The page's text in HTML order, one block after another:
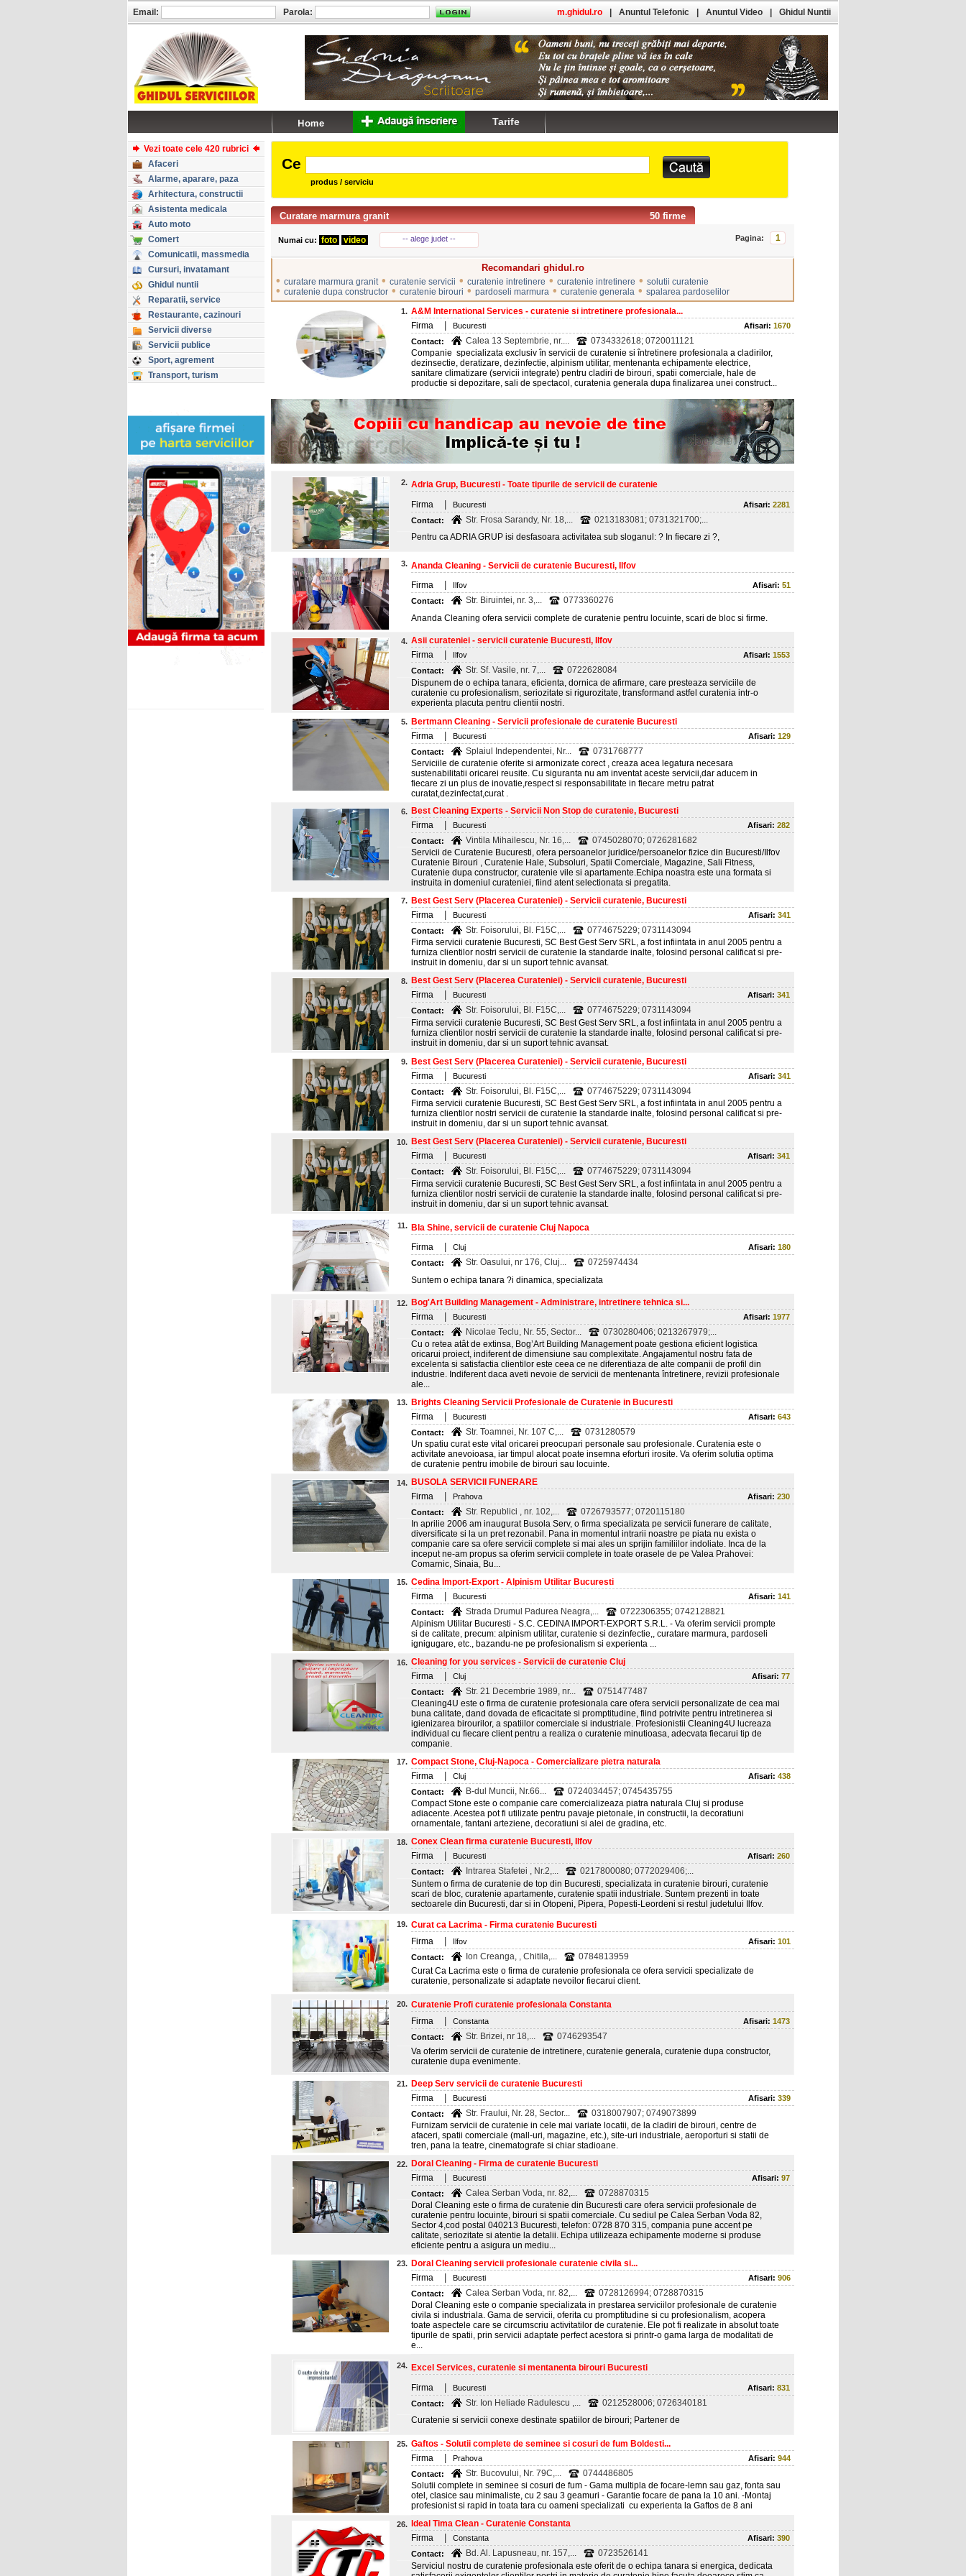
Vezi toate cele 420 rubrici
Afaceri
Alarme, aparare, paza
Arhitectura, constructii
Asistenta medicala
Auto moto
Comert
Comunicatii, massmedia
Cursuri, invatamant
Ghidul nuntii
Reparatii, service
Restaurante, cazinouri
Servicii diverse
Servicii publice
Sport, agrement
Transport, turism
Ce
produs / serviciu
50 firme
Curatare marmura granit
Numai cu: foto video -- alege judet -- Pagina: 1
Recomandari ghidul.ro
• curatare marmura granit • curatenie servicii • curatenie intretinere • curatenie intretinere • solutii curatenie
• curatenie dupa constructor • curatenie birouri • pardoseli marmura • curatenie generala • spalarea pardoselilor
1. A&M International Services - curatenie si intretinere profesionala...
Firma
Bucuresti Afisari: 1670
Contact:
Calea 13 Septembrie, nr....
0734332618; 0720011121
Companie specializata exclusiv în servicii de curatenie si întretinere profesionala a cladirilor,
dezinsectie, deratizare, dezinfectie, alpinism utilitar, mentenanta echipamente electrice,
sanitare climatizare (servicii integrate) pentru cladiri de birouri, spatii comerciale, hale de
productie si depozitare, sali de spectacol, curatenia generala dupa finalizarea unei construct...
2. Adria Grup, Bucuresti - Toate tipurile de servicii de curatenie
Firma
Bucuresti Afisari: 2281
Contact:
Str. Frosa Sarandy, Nr. 18,...
0213183081; 0731321700;...
Pentru ca ADRIA GRUP isi desfasoara activitatea sub sloganul: ? In fiecare zi ?,
3. Ananda Cleaning - Servicii de curatenie Bucuresti, Ilfov
Firma
Ilfov Afisari: 51
Contact:
Str. Biruintei, nr. 3,...
0773360276
Ananda Cleaning ofera servicii complete de curatenie pentru locuinte, scari de bloc si firme.
4. Asii curateniei - servicii curatenie Bucuresti, Ilfov
Firma
Ilfov Afisari: 1553
Contact:
Str. Sf. Vasile, nr. 7,...
0722628084
Dispunem de o echipa tanara, eficienta, dornica de afirmare, care presteaza serviciile de
curatenie cu profesionalism, seriozitate si rigurozitate, transformand astfel curatenia intr-o
experienta placuta pentru clientii nostri.
5. Bertmann Cleaning - Servicii profesionale de curatenie Bucuresti
Firma
Bucuresti Afisari: 129
Contact:
Splaiul Independentei, Nr...
0731768777
Serviciile de curatenie oferite si armonizate corect , creaza acea legatura necesara
sustenabilitatii oricarei reusite. Cu siguranta nu am inventat aceste servicii,dar aducem in
fiecare zi un plus de inovatie,respect si responsabilitate in fiecare metru patrat
curatat,dezinfectat,curat .
6. Best Cleaning Experts - Servicii Non Stop de curatenie, Bucuresti
Firma
Bucuresti Afisari: 282
Contact:
Vintila Mihailescu, Nr. 16,...
0745028070; 0726281682
Servicii de Curatenie Bucuresti, ofera persoanelor juridice/persoanelor fizice din Bucuresti/Ilfov
Curatenie Birouri , Curatenie Hale, Subsoluri, Spatii Comerciale, Magazine, Sali Fitness,
Curatenie dupa constructor, curatenie vile si apartamente.Echipa noastra este una formata si
instruita in domeniul curateniei, fiind atent selectionata si pregatita.
7. Best Gest Serv (Placerea Curateniei) - Servicii curatenie, Bucuresti
Firma
Bucuresti Afisari: 341
Contact:
Str. Foisorului, Bl. F15C,...
0774675229; 0731143094
Firma servicii curatenie Bucuresti, SC Best Gest Serv SRL, a fost infiintata in anul 2005 pentru a
furniza clientilor nostri servicii de curatenie la standarde inalte, folosind personal calificat si pre-
instruit in domeniu, dar si un suport tehnic avansat.
8. Best Gest Serv (Placerea Curateniei) - Servicii curatenie, Bucuresti
Firma
Bucuresti Afisari: 341
Contact:
Str. Foisorului, Bl. F15C,...
0774675229; 0731143094
Firma servicii curatenie Bucuresti, SC Best Gest Serv SRL, a fost infiintata in anul 2005 pentru a
furniza clientilor nostri servicii de curatenie la standarde inalte, folosind personal calificat si pre-
instruit in domeniu, dar si un suport tehnic avansat.
9. Best Gest Serv (Placerea Curateniei) - Servicii curatenie, Bucuresti
Firma
Bucuresti Afisari: 341
Contact:
Str. Foisorului, Bl. F15C,...
0774675229; 0731143094
Firma servicii curatenie Bucuresti, SC Best Gest Serv SRL, a fost infiintata in anul 2005 pentru a
furniza clientilor nostri servicii de curatenie la standarde inalte, folosind personal calificat si pre-
instruit in domeniu, dar si un suport tehnic avansat.
10. Best Gest Serv (Placerea Curateniei) - Servicii curatenie, Bucuresti
Firma
Bucuresti Afisari: 341
Contact:
Str. Foisorului, Bl. F15C,...
0774675229; 0731143094
Firma servicii curatenie Bucuresti, SC Best Gest Serv SRL, a fost infiintata in anul 2005 pentru a
furniza clientilor nostri servicii de curatenie la standarde inalte, folosind personal calificat si pre-
instruit in domeniu, dar si un suport tehnic avansat.
11. Bla Shine, servicii de curatenie Cluj Napoca
Firma
Cluj Afisari: 180
Contact:
Str. Oasului, nr 176, Cluj...
0725974434
Suntem o echipa tanara ?i dinamica, specializata
12. Bog'Art Building Management - Administrare, intretinere tehnica si...
Firma
Bucuresti Afisari: 1977
Contact:
Nicolae Teclu, Nr. 55, Sector...
0730280406; 0213267979;...
Cu o retea atât de extinsa, Bog’Art Building Management poate gestiona eficient logistica
oricarui proiect, indiferent de dimensiune sau complexitate. Angajamentul nostru fata de
excelenta si satisfactia clientilor este ceea ce ne diferentiaza de alte companii de profil din
industrie. Indiferent daca aveti nevoie de servicii de mentenanta întretinere, revizii profesionale
ale...
13. Brights Cleaning Servicii Profesionale de Curatenie in Bucuresti
Firma
Bucuresti Afisari: 643
Contact:
Str. Toamnei, Nr. 107 C,...
0731280579
Un spatiu curat este vital oricarei preocupari personale sau profesionale. Curatenia este o
activitate anevoioasa, iar timpul alocat poate insemna eforturi irosite. Va oferim solutia optima
de curatenie pentru imobile de birouri sau locuinte.
14. BUSOLA SERVICII FUNERARE
Firma
Prahova Afisari: 230
Contact:
Str. Republici , nr. 102,...
0726793577; 0720115180
In aprilie 2006 am inaugurat Busola Serv, o firma specializata pe servicii funerare de calitate,
diversificate si la un pret rezonabil. Pana in momentul intrarii noastre pe piata nu exista o
companie care sa ofere servicii complete si mai ales un sprijin familiilor indoliate. Inca de la
inceput ne-am propus sa oferim servicii complete in toate orasele de pe Valea Prahovei:
Comarnic, Sinaia, Bu...
15. Cedina Import-Export - Alpinism Utilitar Bucuresti
Firma
Bucuresti Afisari: 141
Contact:
Strada Drumul Padurea Neagra,...
0722306355; 0742128821
Alpinism Utilitar Bucuresti - S.C. CEDINA IMPORT-EXPORT S.R.L. - Va oferim servicii prompte
si de calitate, precum: alpinism utilitar, curatenie si dezinfectie,, curatare marmura, pardoseli
ignigugare, etc., bazandu-ne pe profesionalism si experienta ...
16. Cleaning for you services - Servicii de curatenie Cluj
Firma
Cluj Afisari: 77
Contact:
Str. 21 Decembrie 1989, nr...
0751477487
Cleaning4U este o firma de curatenie profesionala care ofera servicii personalizate de cea mai
buna calitate, dand dovada de eficacitate si promptitudine, fiind potrivite pentru intretinerea si
igienizarea birourilor, a spatiilor comerciale si industriale. Profesionistii Cleaning4U lucreaza
individual cu fiecare client pentru a realiza o curatenie minutioasa, adecvata fiecarui tip de
companie.
17. Compact Stone, Cluj-Napoca - Comercializare pietra naturala
Firma
Cluj Afisari: 438
Contact:
B-dul Muncii, Nr.66...
0724034457; 0745435755
Compact Stone este o companie care comercializeaza piatra naturala Cluj si produse
adiacente. Acestea pot fi utilizate pentru pavaje pietonale, in constructii, la decoratiuni
ornamentale, fantani arteziene, decoratiuni si alei de gradina, etc.
18. Conex Clean firma curatenie Bucuresti, Ilfov
Firma
Bucuresti Afisari: 260
Contact:
Intrarea Stafetei , Nr.2,...
0217800080; 0772029406;...
Suntem o firma de curatenie de top din Bucuresti, specializata in curatenie birouri, curatenie
scari de bloc, curatenie apartamente, curatenie spatii industriale. Suntem prezenti in toate
sectoarele din Bucuresti, dar si in Otopeni, Pipera, Popesti-Leordeni si restul judetului Ilfov.
19. Curat ca Lacrima - Firma curatenie Bucuresti
Firma
Ilfov Afisari: 101
Contact:
Ion Creanga, , Chitila,...
0784813959
Curat Ca Lacrima este o firma de curatenie profesionala ce ofera servicii specializate de
curatenie, personalizate si adaptate nevoilor fiecarui client.
20. Curatenie Profi curatenie profesionala Constanta
Firma
Constanta Afisari: 1473
Contact:
Str. Brizei, nr 18,...
0746293547
Va oferim servicii de curatenie de intretinere, curatenie generala, curatenie dupa constructor,
curatenie dupa evenimente.
21. Deep Serv servicii de curatenie Bucuresti
Firma
Bucuresti Afisari: 339
Contact:
Str. Fraului, Nr. 28, Sector...
0318007907; 0749073899
Furnizam servicii de curatenie in cele mai variate locatii, de la cladiri de birouri, centre de
afaceri, spatii comerciale (mall-uri, magazine, etc.), site-uri industriale, aeroporturi si statii de
tren, pana la teatre, cinematografe si chiar stadioane.
22. Doral Cleaning - Firma de curatenie Bucuresti
Firma
Bucuresti Afisari: 97
Contact:
Calea Serban Voda, nr. 82,...
0728870315
Doral Cleaning este o firma de curatenie din Bucuresti care ofera servicii profesionale de
curatenie pentru locuinte, birouri si spatii comerciale. Cu sediul pe Calea Serban Voda 82,
Sector 4,cod postal 040213 Bucuresti, telefon: 0728 870 315, compania pune accent pe
calitate, seriozitate si atentie la detalii. Echipa utilizeaza echipamente moderne si produse
eficiente pentru a asigura un mediu...
23. Doral Cleaning servicii profesionale curatenie civila si...
Firma
Bucuresti Afisari: 906
Contact:
Calea Serban Voda, nr. 82,...
0728126994; 0728870315
Doral Cleaning este o companie specializata in prestarea serviciilor profesionale de curatenie
civila si industriala. Gama de servicii, oferita cu promptitudine si cu profesionalism, acopera
toate aspectele care se circumscriu activitatilor de curatenie. Ele pot fi realizate in absolut toate
tipurile de spatii, prin servicii adaptate perfect acestora si printr-o gama larga de modalitati de
e...
24. Excel Services, curatenie si mentanenta birouri Bucuresti
Firma
Bucuresti Afisari: 831
Contact:
Str. Ion Heliade Radulescu ,...
0212528006; 0726340181
Curatenie si servicii conexe destinate spatiilor de birouri; Partener de
25. Gaftos - Solutii complete de seminee si cosuri de fum Boldesti...
Firma
Prahova Afisari: 944
Contact:
Str. Bucovului, Nr. 79C,...
0744486805
Solutii complete in seminee si cosuri de fum - Gama multipla de focare-lemn sau gaz, fonta sau
otel, clasice sau minimaliste, cu 2 sau 3 geamuri - Garantie focare de pana la 10 ani. -Montaj
profesionist si rapid in toata tara cu oameni specializati cu experienta la Gaftos de 8 ani
26.
Ideal Tima Clean - Curatenie Constanta
Firma
Constanta Afisari: 390
Contact:
Bd. Al. Lapusneau, nr. 157,...
0723526141
Serviciul nostru de curatenie profesionala este oferit de o echipa tanara si energica, dedicata
Email: Parola: m.ghidul.ro Anuntul Telefonic Anuntul Video Ghidul Nuntii
Tarife